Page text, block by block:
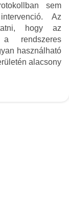
sem
Az
hogy az
rendszeres
használható
alacsony